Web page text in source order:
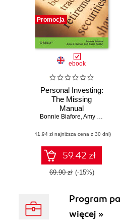
Promocja
ebook
Personal Investing:
The Missing
Manual
Bonnie Biafore,Amy E. Buttell
(41,94 zł najniższa cena z 30 dni)
59.42 zł
69.90 zł (-15%)
Program
więcej »